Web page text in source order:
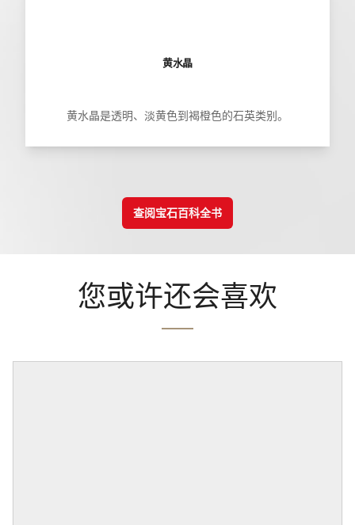
黄水晶
黄水晶是透明、淡黄色到褐橙色的石英类别。
查阅宝石百科全书
您或许还会喜欢